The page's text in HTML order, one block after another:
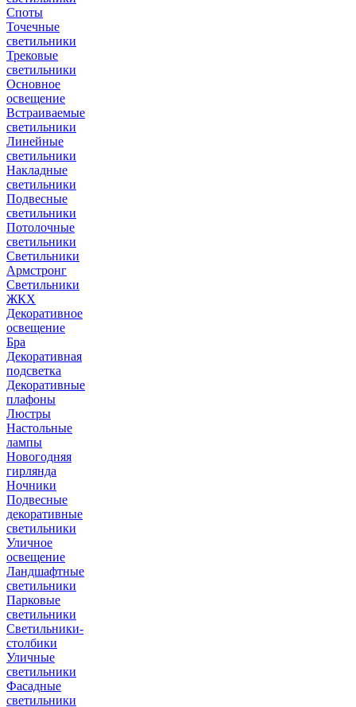
Споты
Точечные
светильники
Трековые
светильники
Основное
освещение
Встраиваемые
светильники
Линейные
светильники
Накладные
светильники
Подвесные
светильники
Потолочные
светильники
Светильники
Армстронг
Светильники
ЖКХ
Декоративное
освещение
Бра
Декоративная
подсветка
Декоративные
плафоны
Люстры
Настольные
лампы
Новогодняя
гирлянда
Ночники
Подвесные
декоративные
светильники
Уличное
освещение
Ландшафтные
светильники
Парковые
светильники
Светильники-
столбики
Уличные
светильники
Фасадные
светильники